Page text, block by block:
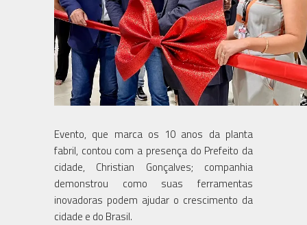
Evento, que marca os 10 anos da planta
fabril, contou com a presença do Prefeito da
cidade, Christian Gonçalves; companhia
demonstrou como suas ferramentas
inovadoras podem ajudar o crescimento da
cidade e do Brasil.